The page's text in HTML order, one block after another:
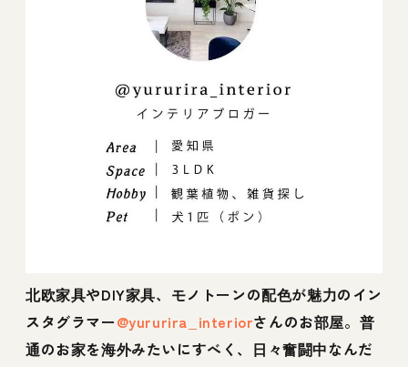
北欧家具やDIY家具、モノトーンの配色が魅力のイン
スタグラマー@yururira_interiorさんのお部屋。普
通のお家を海外みたいにすべく、日々奮闘中なんだ